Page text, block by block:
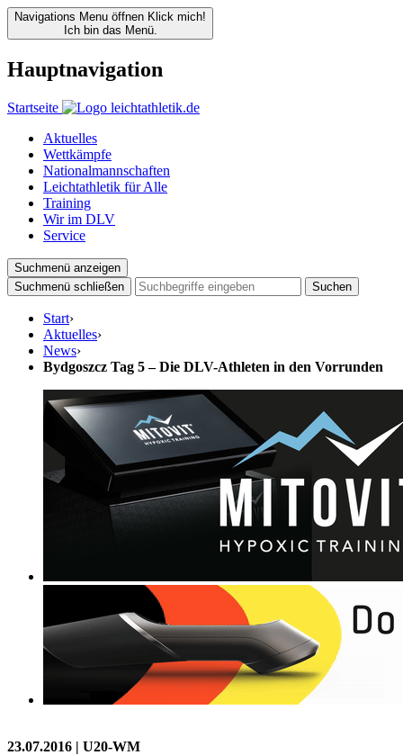
Navigations Menu öffnen Klick mich!
Ich bin das Menü.
Hauptnavigation
Startseite
Aktuelles
Wettkämpfe
Nationalmannschaften
Leichtathletik für Alle
Training
Wir im DLV
Service
Suchmenü anzeigen
Suchmenü schließen
Suchen
Start›
Aktuelles›
News›
Bydgoszcz Tag 5 – Die DLV-Athleten in den Vorrunden
23.07.2016 | U20-WM